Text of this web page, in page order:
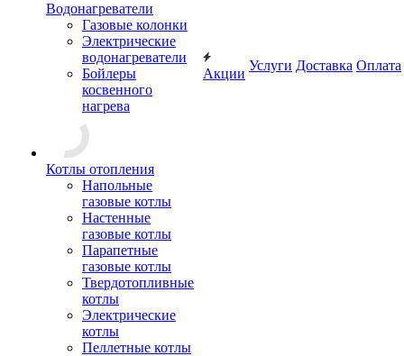
Водонагреватели
Газовые колонки
Электрические
водонагреватели
Бойлеры
косвенного
нагрева
Котлы отопления
Напольные
газовые котлы
Настенные
газовые котлы
Парапетные
газовые котлы
Твердотопливные
котлы
Электрические
котлы
Пеллетные котлы
Акции
Услуги Доставка Оплата